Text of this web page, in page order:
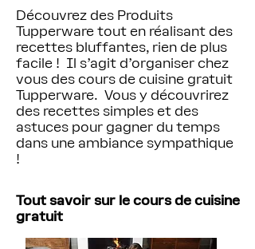
Découvrez des Produits
Tupperware tout en réalisant des
recettes bluffantes, rien de plus
facile ! Il s'agit d'organiser chez
vous des cours de cuisine gratuit
Tupperware. Vous y découvrirez
des recettes simples et des
astuces pour gagner du temps
dans une ambiance sympathique
!
Tout savoir sur le cours de cuisine
gratuit